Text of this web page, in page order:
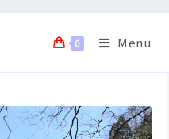
0 Menu